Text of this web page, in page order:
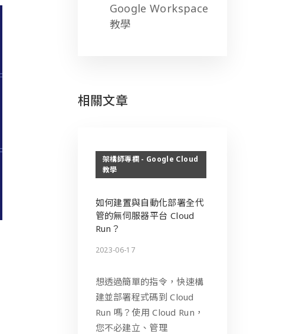
Google Workspace
教學
相關文章
架構師專欄 - Google Cloud
教學
如何建置與自動化部署全代
管的無伺服器平台 Cloud
Run？
2023-06-17
想透過簡單的指令，快速構
建並部署程式碼到 Cloud
Run 嗎？使用 Cloud Run，
您不必建立、管理